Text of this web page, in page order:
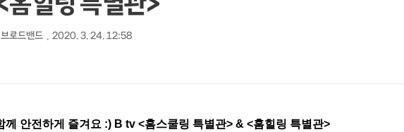
로드밴드 2020. 3. 24. 12:58
안전하게 즐겨요 :) B tv <홈스쿨링 특별관> & <홈힐링 특별관>